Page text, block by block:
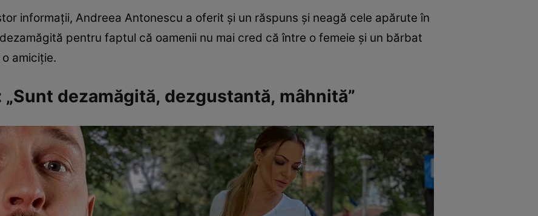
informații, Andreea Antonescu a oferit și un răspuns și neagă cele apărute în
pentru faptul că oamenii nu mai cred că între o femeie și un bărbat
amiciție.
dezamăgită, dezgustantă, mâhnită”